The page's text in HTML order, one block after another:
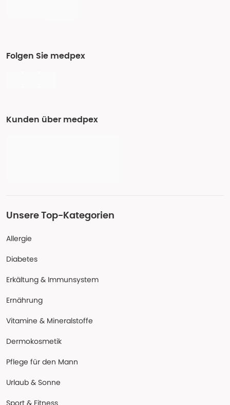
Folgen Sie medpex
Kunden über medpex
Unsere Top-Kategorien
Allergie
Diabetes
Erkältung & Immunsystem
Ernährung
Vitamine & Mineralstoffe
Dermokosmetik
Pflege für den Mann
Urlaub & Sonne